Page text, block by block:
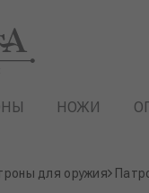
НОЖИ
для оружия